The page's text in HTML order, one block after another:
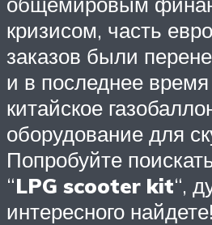
кризисом, часть
заказов были
и в последнее
китайское
оборудование для
Попробуйте
“LPG scooter kit“,
интересного найдете!